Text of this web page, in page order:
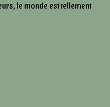
le monde est tellement